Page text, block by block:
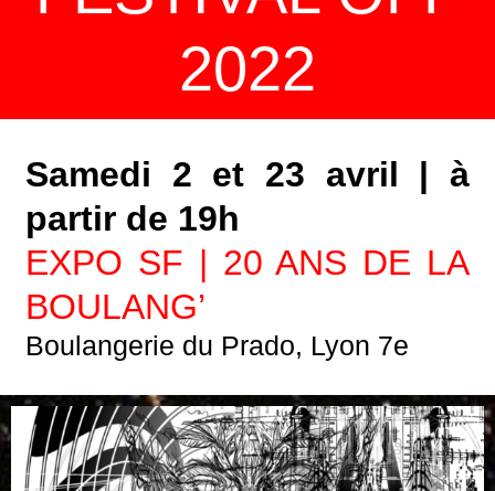
2022
Samedi 2 et 23 avril | à
partir de 19h
EXPO SF | 20 ANS DE LA
BOULANG’
Boulangerie du Prado, Lyon 7e